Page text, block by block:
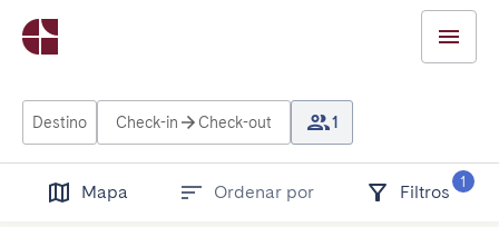
Destino Check-in Check-out 1
Mapa Ordenar por Filtros
1